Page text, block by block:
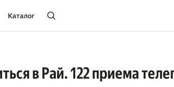
Каталог
в Рай. 122 приема